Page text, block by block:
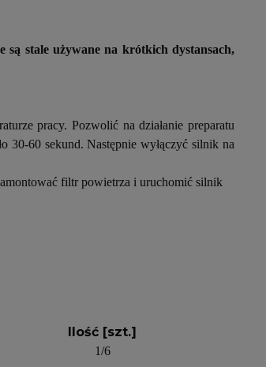
są stale używane na krótkich dystansach,
pracy. Pozwolić na działanie preparatu
30-60 sekund. Następnie wyłączyć silnik na
filtr powietrza i uruchomić silnik
Ilość [szt.]
1/6